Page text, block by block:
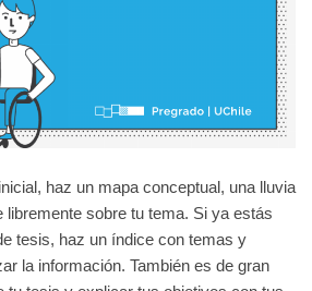
haz un mapa conceptual, una lluvia
libremente sobre tu tema. Si ya estás
tesis, haz un índice con temas y
la información. También es de gran